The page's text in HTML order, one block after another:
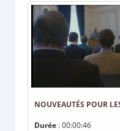
NOUVEAUTÉS POUR
Durée : 00:00:46